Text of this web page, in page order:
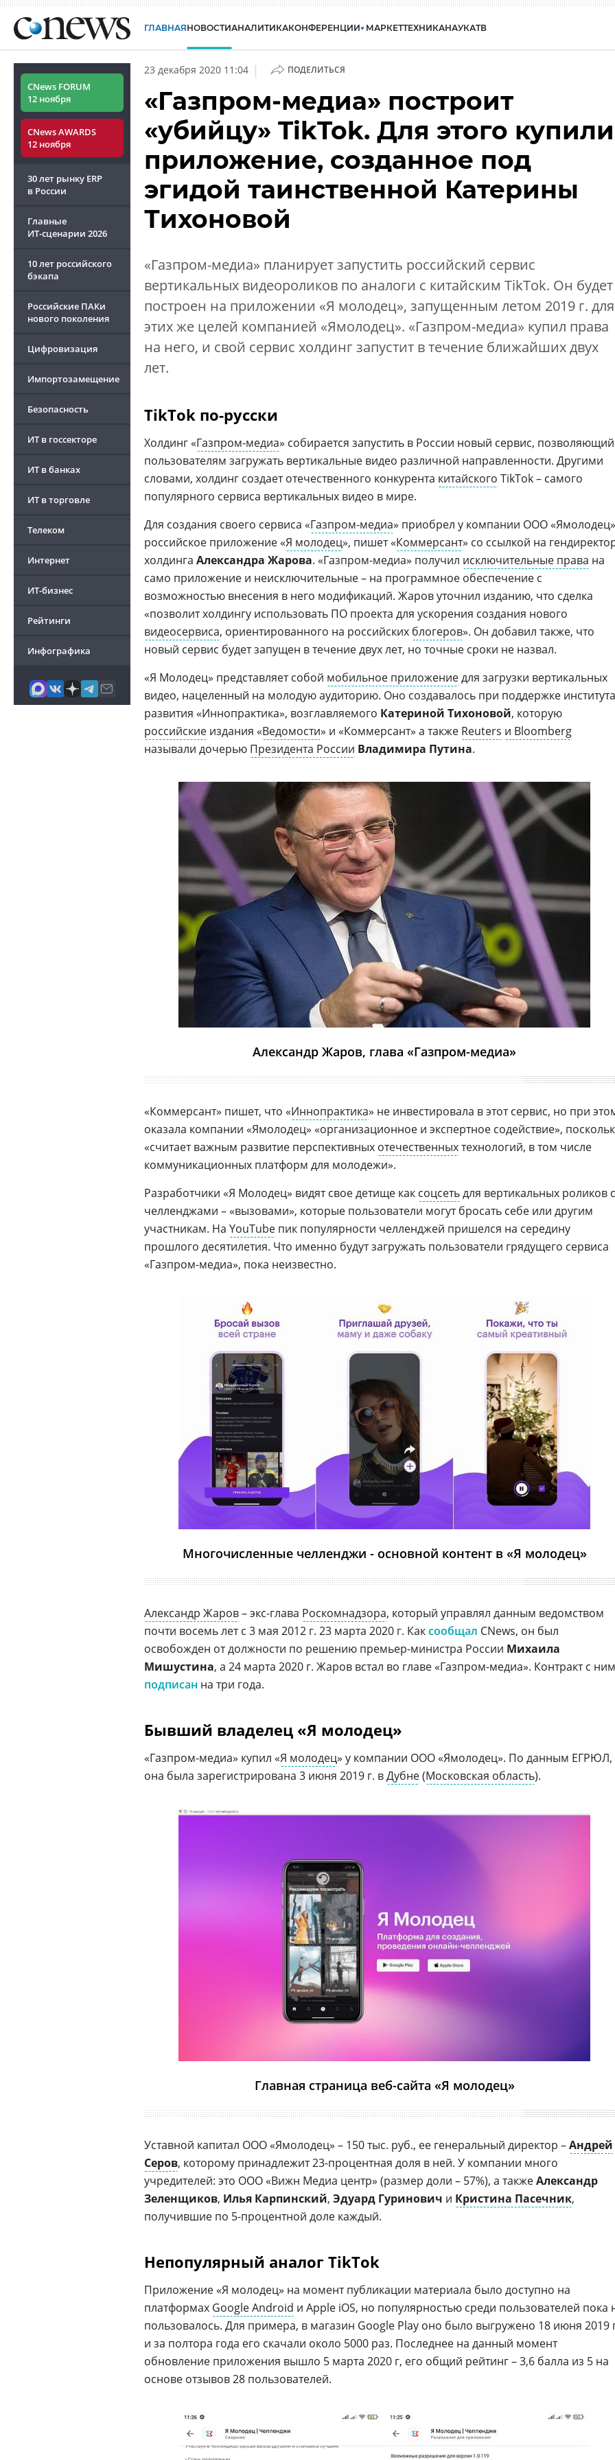
ГЛАВНАЯНОВОСТИАНАЛИТИКАКОНФЕРЕНЦИИ МАРКЕТТЕХНИКАНАУКАТВ
CNews FORUM
12 ноября
CNews AWARDS
12 ноября
30 лет рынку ERP
в России
Главные
ИТ-сценарии 2026
10 лет российского
бэкапа
Российские ПАКи
нового поколения
Цифровизация
Импортозамещение
Безопасность
ИТ в госсекторе
ИТ в банках
ИТ в торговле
Телеком
Интернет
ИТ-бизнес
Рейтинги
Инфографика
23 декабря 2020 11:04 | ПОДЕЛИТЬСЯ
«Газпром-медиа» построит
«убийцу» TikTok. Для этого купили
приложение, созданное под
эгидой таинственной Катерины
Тихоновой
«Газпром-медиа» планирует запустить российский сервис
вертикальных видеороликов по аналоги с китайским TikTok. Он будет
построен на приложении «Я молодец», запущенным летом 2019 г. для
этих же целей компанией «Ямолодец». «Газпром-медиа» купил права
на него, и свой сервис холдинг запустит в течение ближайших двух
лет.
TikTok по-русски
Холдинг «Газпром-медиа» собирается запустить в России новый сервис, позволяющий
пользователям загружать вертикальные видео различной направленности. Другими
словами, холдинг создает отечественного конкурента китайского TikTok – самого
популярного сервиса вертикальных видео в мире.
Для создания своего сервиса «Газпром-медиа» приобрел у компании ООО «Ямолодец»
российское приложение «Я молодец», пишет «Коммерсант» со ссылкой на
холдинга Александра Жарова. «Газпром-медиа» получил исключительные права на
само приложение и неисключительные – на программное обеспечение с
возможностью внесения в него модификаций. Жаров уточнил изданию, что сделка
«позволит холдингу использовать ПО проекта для ускорения создания нового
видеосервиса, ориентированного на российских блогеров». Он добавил также, что
новый сервис будет запущен в течение двух лет, но точные сроки не назвал.
«Я Молодец» представляет собой мобильное приложениедля загрузки вертикальных
видео, нацеленный на молодую аудиторию. Оно создавалось при поддержке института
развития «Иннопрактика», возглавляемого Катериной Тихоновой, которую
российские издания «Ведомости» и «Коммерсант» а также Reuters и Bloomberg
называли дочерью Президента России Владимира Путина.
Александр Жаров, глава «Газпром-медиа»
«Коммерсант» пишет, что «Иннопрактика» не инвестировала в этот сервис, но при
оказала компании «Ямолодец» «организационное и экспертное содействие»,
«считает важным развитие перспективных отечественныхтехнологий, в том числе
коммуникационных платформ для молодежи».
Разработчики «Я Молодец» видят свое детище как соцсетьдля вертикальных роликов с
челленджами – «вызовами», которые пользователи могут бросать себе или другим
участникам. На YouTube пик популярности челленджей пришелся на середину
прошлого десятилетия. Что именно будут загружать пользователи грядущего сервиса
«Газпром-медиа», пока неизвестно.
Многочисленные челленджи - основной контент в «Я молодец»
Александр Жаров– экс-глава Роскомнадзора, который управлял данным ведомством
почти восемь лет с 3 мая 2012 г. 23 марта 2020 г. Каксообщал CNews, он был
освобожден от должности по решению премьер-министра России Михаила
Мишустина, а 24 марта 2020 г. Жаров встал во главе «Газпром-медиа». Контракт с ним
подписан на три года.
Бывший владелец «Я молодец»
«Газпром-медиа» купил «Я молодец» у компании ООО «Ямолодец». По данным ЕГРЮЛ,
она была зарегистрирована 3 июня 2019 г. вДубне(Московская область).
Главная страница веб-сайта «Я молодец»
Уставной капитал ООО «Ямолодец» – 150 тыс. руб., ее генеральный директор –Андрей
Серов, которому принадлежит 23-процентная доля в ней. У компании много
учредителей: это ООО «Вижн Медиа центр» (размер доли – 57%), а такжеАлександр
Зеленщиков, Илья Карпинский, Эдуард Гуринович и Кристина Пасечник,
получившие по 5-процентной доле каждый.
Непопулярный аналог TikTok
Приложение «Я молодец» на момент публикации материала было доступно на
платформах Google Android и Apple iOS, но популярностью среди пользователей пока
пользовалось. Для примера, в магазин Google Play оно было выгружено 18 июня 2019
и за полтора года его скачали около 5000 раз. Последнее на данный момент
обновление приложения вышло 5 марта 2020 г, его общий рейтинг – 3,6 балла из 5 на
основе отзывов 28 пользователей.